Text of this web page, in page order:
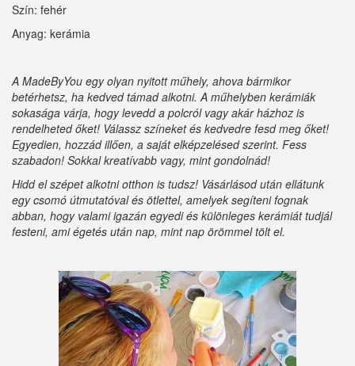
Szín: fehér
Anyag: kerámia
A MadeByYou egy olyan nyitott műhely, ahova bármikor
betérhetsz, ha kedved támad alkotni. A műhelyben kerámiák
sokasága várja, hogy levedd a polcról vagy akár házhoz is
rendelheted őket! Válassz színeket és kedvedre fesd meg őket!
Egyedien, hozzád illően, a saját elképzelésed szerint. Fess
szabadon! Sokkal kreatívabb vagy, mint gondolnád!
Hidd el szépet alkotni otthon is tudsz! Vásárlásod után ellátunk
egy csomó útmutatóval és ötlettel, amelyek segíteni fognak
abban, hogy valami igazán egyedi és különleges kerámiát tudjál
festeni, ami égetés után nap, mint nap örömmel tölt el.